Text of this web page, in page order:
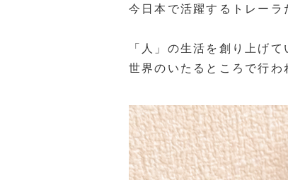
今日本で活躍するトレーラ
「人」の生活を創り上げ
世界のいたるところで行わ